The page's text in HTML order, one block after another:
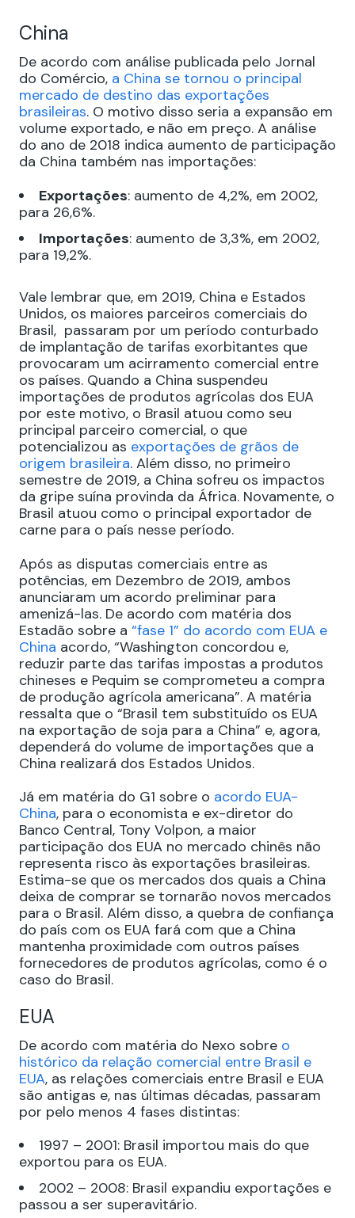
China
De acordo com análise publicada pelo Jornal
do Comércio, a China se tornou o principal
mercado de destino das exportações
brasileiras. O motivo disso seria a expansão em
volume exportado, e não em preço. A análise
do ano de 2018 indica aumento de participação
da China também nas importações:
Exportações: aumento de 4,2%, em 2002,
para 26,6%.
Importações: aumento de 3,3%, em 2002,
para 19,2%.
Vale lembrar que, em 2019, China e Estados
Unidos, os maiores parceiros comerciais do
Brasil, passaram por um período conturbado
de implantação de tarifas exorbitantes que
provocaram um acirramento comercial entre
os países. Quando a China suspendeu
importações de produtos agrícolas dos EUA
por este motivo, o Brasil atuou como seu
principal parceiro comercial, o que
potencializou as exportações de grãos de
origem brasileira. Além disso, no primeiro
semestre de 2019, a China sofreu os impactos
da gripe suína provinda da África. Novamente, o
Brasil atuou como o principal exportador de
carne para o país nesse período.
Após as disputas comerciais entre as
potências, em Dezembro de 2019, ambos
anunciaram um acordo preliminar para
amenizá-las. De acordo com matéria dos
Estadão sobre a “fase 1” do acordo com EUA e
China acordo, “Washington concordou e,
reduzir parte das tarifas impostas a produtos
chineses e Pequim se comprometeu a compra
de produção agrícola americana”. A matéria
ressalta que o “Brasil tem substituído os EUA
na exportação de soja para a China” e, agora,
dependerá do volume de importações que a
China realizará dos Estados Unidos.
Já em matéria do G1 sobre o acordo EUA-
China, para o economista e ex-diretor do
Banco Central, Tony Volpon, a maior
participação dos EUA no mercado chinês não
representa risco às exportações brasileiras.
Estima-se que os mercados dos quais a China
deixa de comprar se tornarão novos mercados
para o Brasil. Além disso, a quebra de confiança
do país com os EUA fará com que a China
mantenha proximidade com outros países
fornecedores de produtos agrícolas, como é o
caso do Brasil.
EUA
De acordo com matéria do Nexo sobre o
histórico da relação comercial entre Brasil e
EUA, as relações comerciais entre Brasil e EUA
são antigas e, nas últimas décadas, passaram
por pelo menos 4 fases distintas:
1997 – 2001: Brasil importou mais do que
exportou para os EUA.
2002 – 2008: Brasil expandiu exportações e
passou a ser superavitário.